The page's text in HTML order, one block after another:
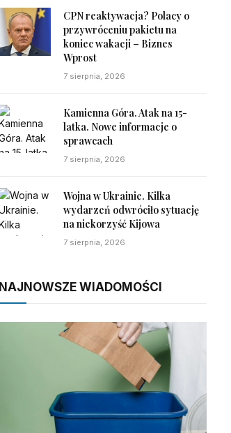
CPN reaktywacja? Polacy o
przywróceniu pakietu na
koniec wakacji – Biznes
Wprost
7 sierpnia, 2026
Kamienna Góra. Atak na 15-
latka. Nowe informacje o
sprawcach
7 sierpnia, 2026
Wojna w Ukrainie. Kilka
wydarzeń odwróciło sytuację
na niekorzyść Kijowa
7 sierpnia, 2026
NAJNOWSZE WIADOMOŚCI